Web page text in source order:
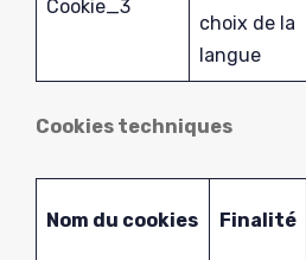
Cookie_3
choix de la
langue
Cookies techniques
Nom du cookies Finalité